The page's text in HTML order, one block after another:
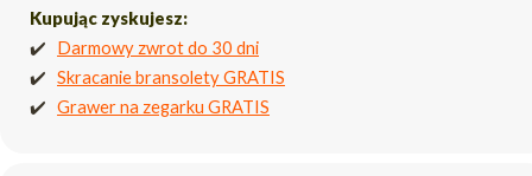
Kupując zyskujesz:
✔️ Darmowy zwrot do 30 dni
✔️ Skracanie bransolety GRATIS
✔️ Grawer na zegarku GRATIS